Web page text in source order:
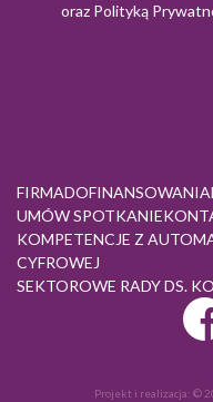
oraz Polityką
FIRMADOFINANSOWANIA
UMÓW SPOTKANIE
KOMPETENCJE Z
CYFROWEJ
SEKTOROWE RADY DS.
Projekt i realizacja: ©